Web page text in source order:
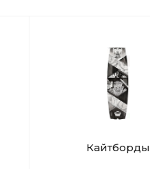
Кайтборды